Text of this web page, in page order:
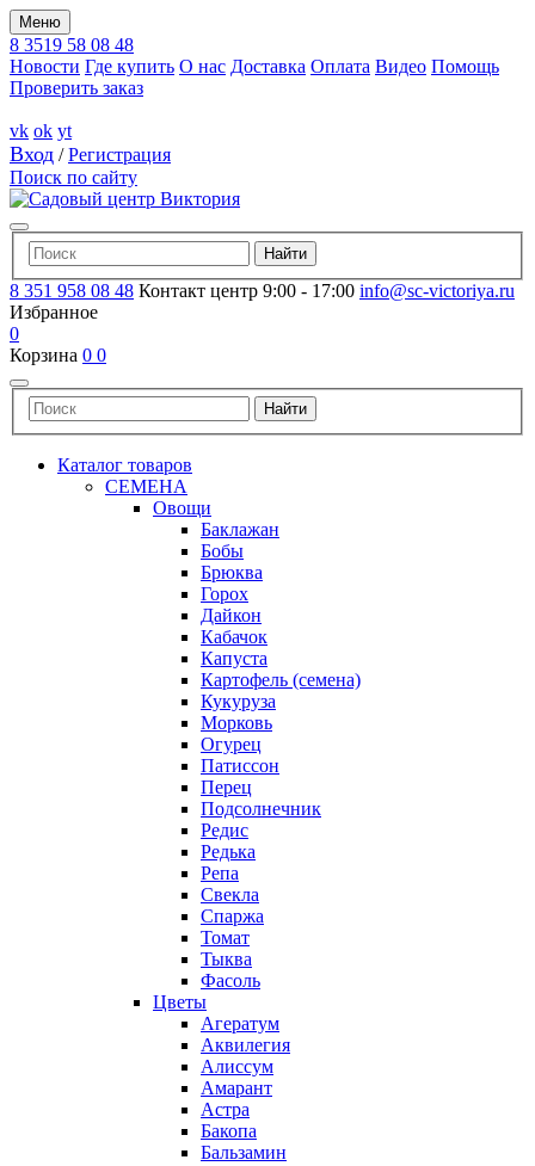
Меню
8 3519 58 08 48
Новости Где купить О нас Доставка Оплата Видео Помощь
Проверить заказ
vk ok yt
Вход /Регистрация
Поиск по сайту
8 351 958 08 48 Контакт центр 9:00 - 17:00 info@sc-victoriya.ru
Избранное
0
Корзина 0 0
Каталог товаров
СЕМЕНА
Овощи
Баклажан
Бобы
Брюква
Горох
Дайкон
Кабачок
Капуста
Картофель (семена)
Кукуруза
Морковь
Огурец
Патиссон
Перец
Подсолнечник
Редис
Редька
Репа
Свекла
Спаржа
Томат
Тыква
Фасоль
Цветы
Агератум
Аквилегия
Алиссум
Амарант
Астра
Бакопа
Бальзамин